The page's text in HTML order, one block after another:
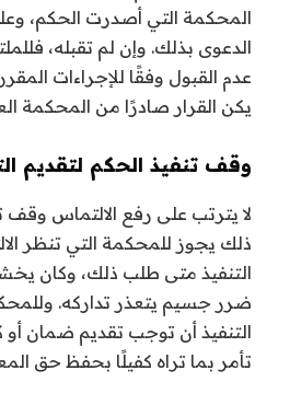
المحكمة التي أصدرت الحكم،
الدعوى بذلك. وإن لم تقبله،
عدم القبول وفقًا للإجراءات
يكن القرار صادرًا من المحكمة
وقف تنفيذ الحكم لتقديم
لا يترتب على رفع الالتماس وقف
ذلك يجوز للمحكمة التي تنظر
التنفيذ متى طلب ذلك، وكان
ضرر جسيم يتعذر تداركه.
التنفيذ أن توجب تقديم ضمان أو
تأمر بما تراه كفيلًا بحفظ حق